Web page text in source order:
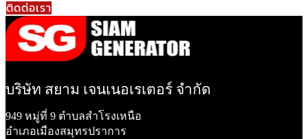
ติดต่อเรา
บริษัท สยาม เจนเนอเรเตอร์ จำกัด
949 หมู่ที่ 9 ตำบลสำโรงเหนือ
อำเภอเมืองสมุทรปราการ